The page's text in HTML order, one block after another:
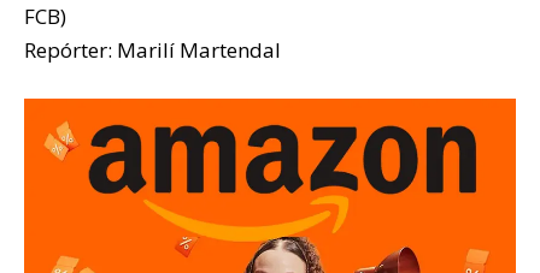
FCB)
Repórter: Marilí Martendal